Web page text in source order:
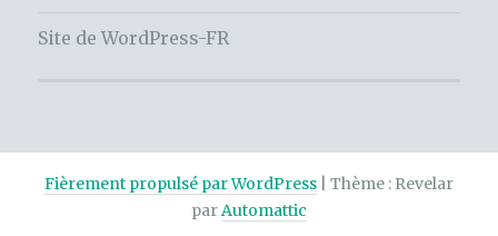
Site de WordPress-FR
Fièrement propulsé par WordPress
Thème : Revelar
parAutomattic